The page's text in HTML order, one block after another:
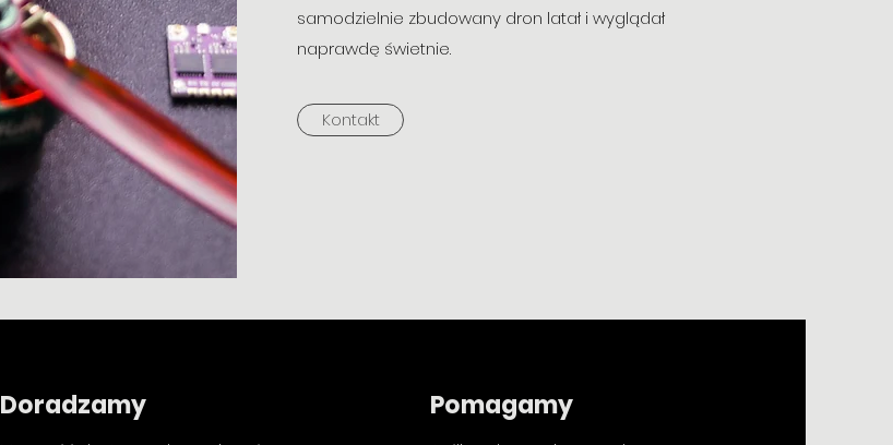
samodzielnie zbudowany dron latał i wyglądał
naprawdę świetnie.
Kontakt
Doradzamy Pomagamy